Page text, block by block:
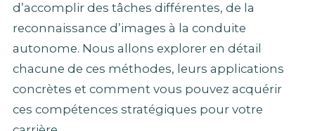
d’accomplir des tâches différentes, de la
reconnaissance d’images à la conduite
autonome. Nous allons explorer en détail
chacune de ces méthodes, leurs applications
concrètes et comment vous pouvez acquérir
ces compétences stratégiques pour votre